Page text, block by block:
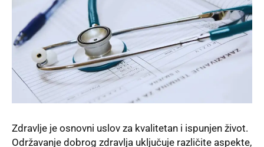
Zdravlje je osnovni uslov za kvalitetan i ispunjen život.
Održavanje dobrog zdravlja uključuje različite aspekte,